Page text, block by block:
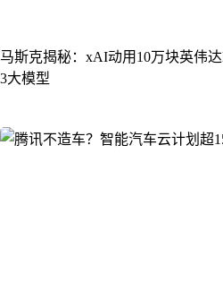
马斯克揭秘：xAI动用10万块英伟
3大模型